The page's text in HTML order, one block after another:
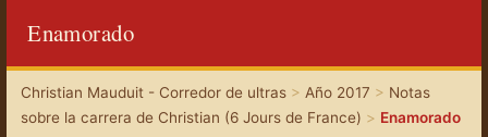
Enamorado
Christian Mauduit - Corredor de ultras> Año 2017 > Notas
sobre la carrera de Christian (6 Jours de France) > Enamorado